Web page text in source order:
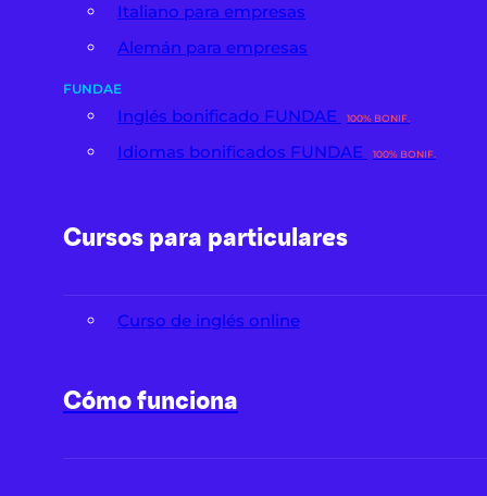
Italiano para empresas
Alemán para empresas
FUNDAE
Inglés bonificado FUNDAE 100% BONIF.
Idiomas bonificados FUNDAE 100% BONIF.
Cursos para particulares
Curso de inglés online
Cómo funciona